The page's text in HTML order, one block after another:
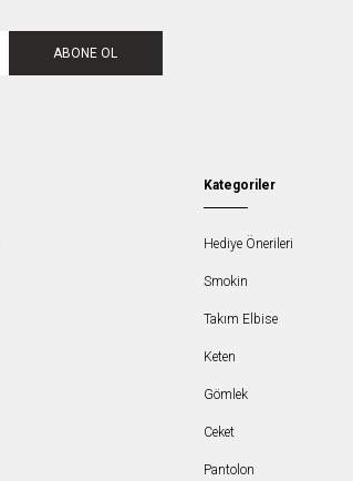
ABONE OL
Kategoriler
Hediye Önerileri
Smokin
Takım Elbise
Keten
Gömlek
Ceket
Pantolon